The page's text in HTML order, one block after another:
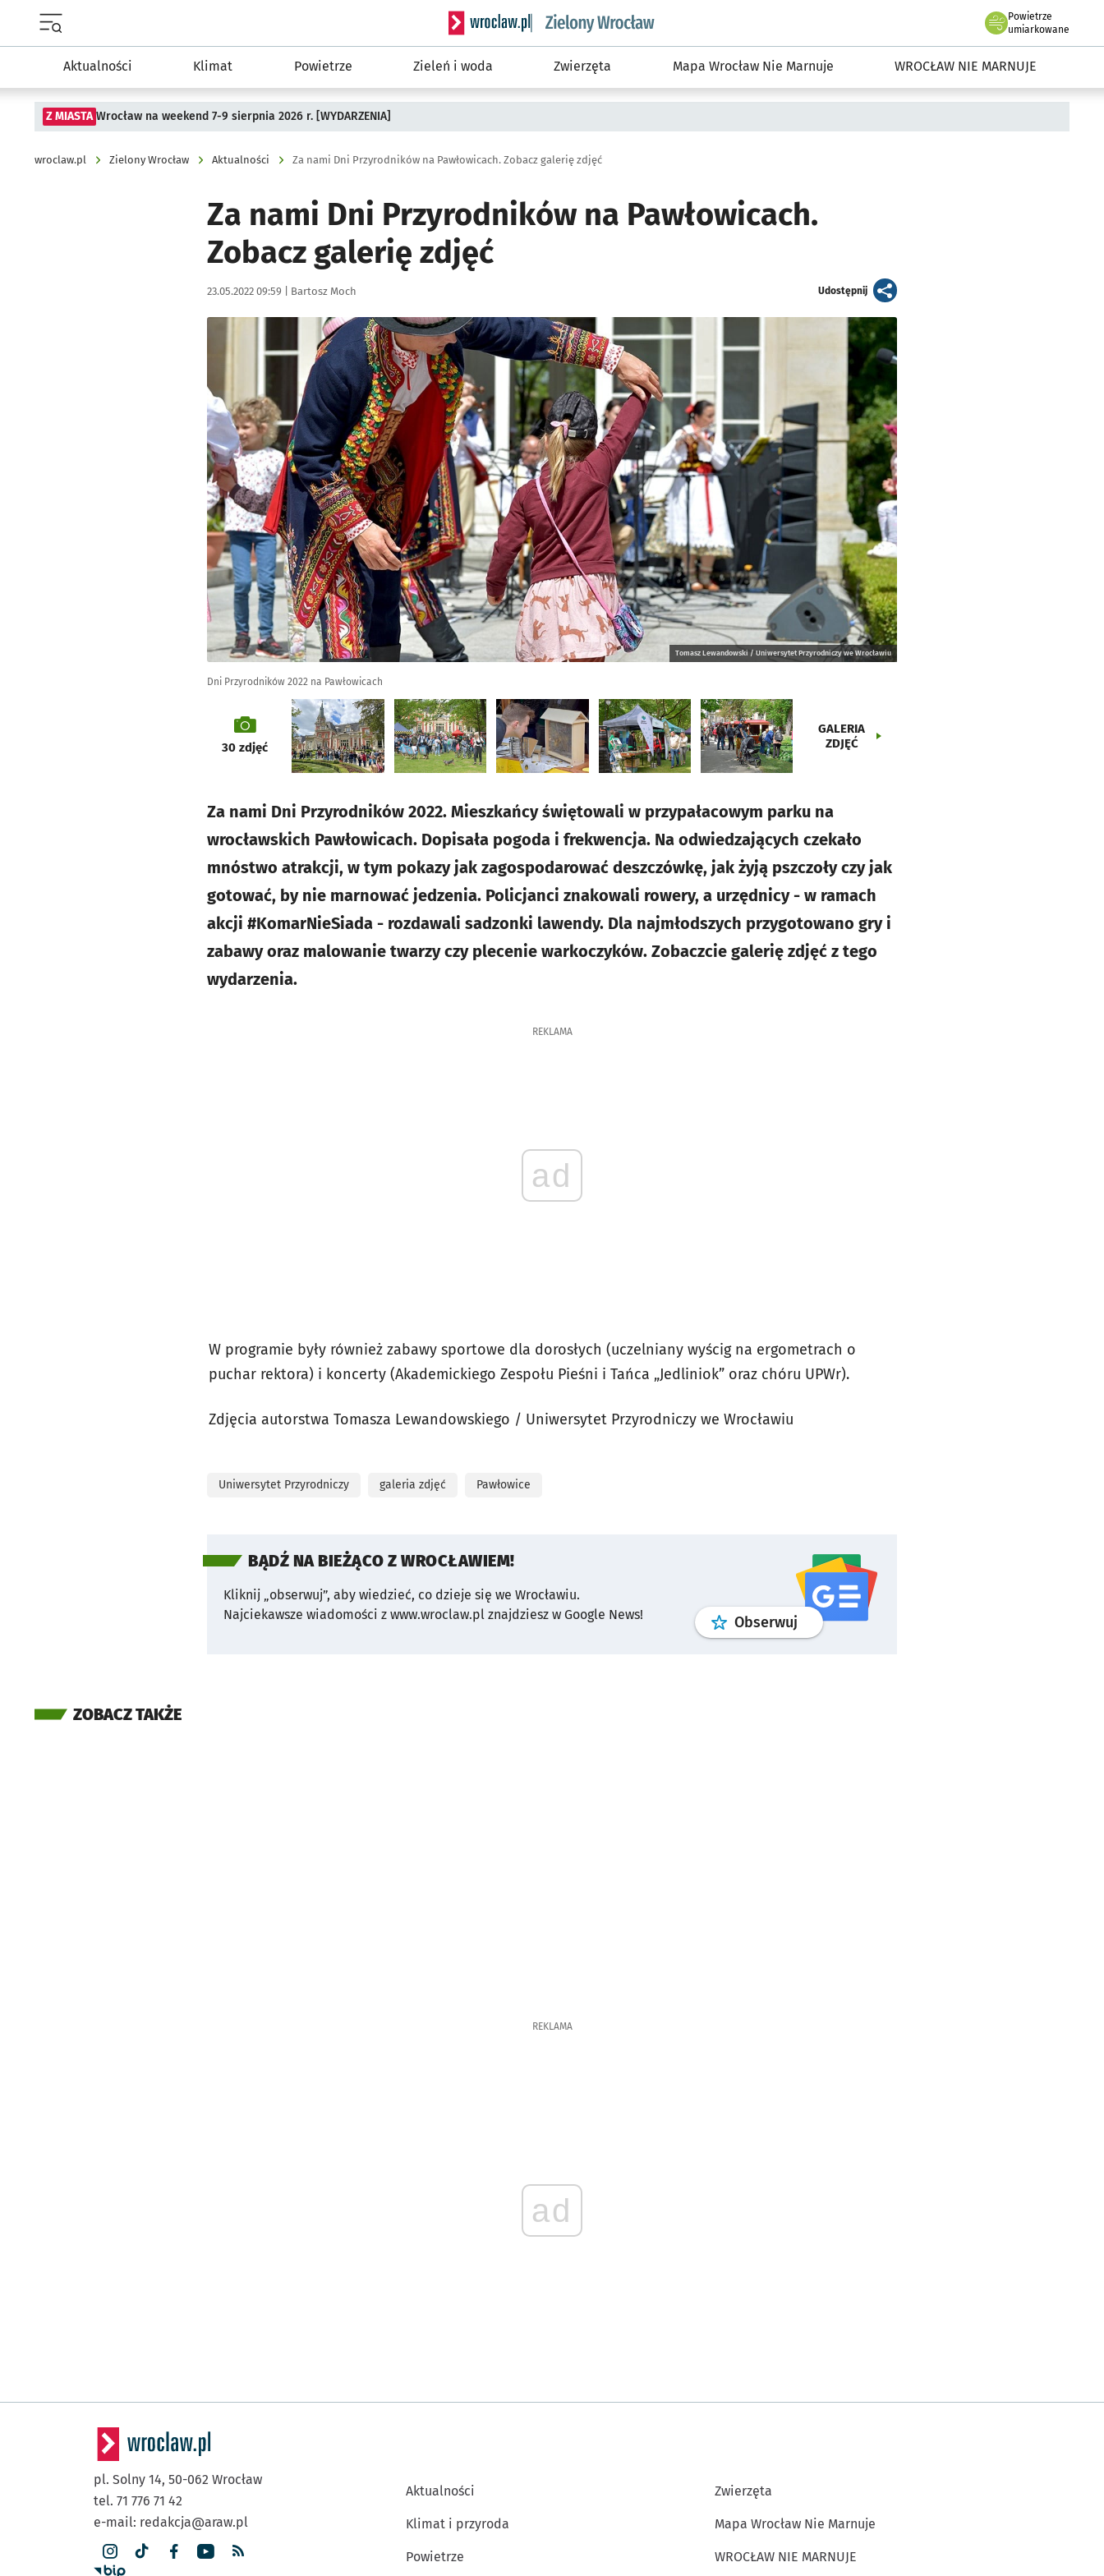
Serwis informacyjny wroclaw.pl podserwis: Środowisko we Wrocławiu
Powietrze
we Wrocławiu
umiarkowane
Aktualności Klimat Powietrze Zieleń i woda Zwierzęta Mapa Wrocław Nie Marnuje WROCŁAW NIE MARNUJE
Z MIASTA Wrocław na weekend 7-9 sierpnia 2026 r. [WYDARZENIA]
wroclaw.pl Zielony Wrocław Aktualności Za nami Dni Przyrodników na Pawłowicach. Zobacz galerię zdjęć
Za nami Dni Przyrodników na Pawłowicach.
Zobacz galerię zdjęć
Data publikacji:
23.05.2022 09:59 | Autor:
Bartosz Moch Udostępnijartykuł
Kliknij, aby zobaczyć galerię
Tomasz Lewandowski / Uniwersytet Przyrodniczy we Wrocławiu
Dni Przyrodników 2022 na Pawłowicach
galeria
30zdjęć
GALERIA
ZDJĘĆ
Za nami Dni Przyrodników 2022. Mieszkańcy świętowali w przypałacowym parku na
wrocławskich Pawłowicach. Dopisała pogoda i frekwencja. Na odwiedzających czekało
mnóstwo atrakcji, w tym pokazy jak zagospodarować deszczówkę, jak żyją pszczoły czy jak
gotować, by nie marnować jedzenia. Policjanci znakowali rowery, a urzędnicy - w ramach
akcji #KomarNieSiada - rozdawali sadzonki lawendy. Dla najmłodszych przygotowano gry i
zabawy oraz malowanie twarzy czy plecenie warkoczyków. Zobaczcie galerię zdjęć z tego
wydarzenia.
REKLAMA
ad
W programie były również zabawy sportowe dla dorosłych (uczelniany wyścig na ergometrach o
puchar rektora) i koncerty (Akademickiego Zespołu Pieśni i Tańca „Jedliniok” oraz chóru UPWr).
Zdjęcia autorstwa Tomasza Lewandowskiego / Uniwersytet Przyrodniczy we Wrocławiu
Uniwersytet Przyrodniczy galeria zdjęć Pawłowice
BĄDŹ NA BIEŻĄCO Z WROCŁAWIEM!
Kliknij „obserwuj”, aby wiedzieć, co dzieje się we Wrocławiu.
Najciekawsze wiadomości z www.wroclaw.pl znajdziesz w Google News!
Obserwuj profilgoogle news
ZOBACZ TAKŻE
REKLAMA
ad
pl. Solny 14, 50-062 Wrocław
tel. 71 776 71 42
e-mail: redakcja@araw.pl
Aktualności
Klimat i przyroda
Powietrze
Zwierzęta
Mapa Wrocław Nie Marnuje
WROCŁAW NIE MARNUJE